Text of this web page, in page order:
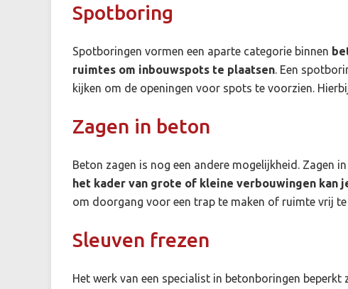
Spotboring
Spotboringen vormen een aparte categorie binnen
ruimtes om inbouwspots te plaatsen. Een
kijken om de openingen voor spots te voorzien.
Zagen in beton
Beton zagen is nog een andere mogelijkheid. Zagen
het kader van grote of kleine verbouwingen kan
om doorgang voor een trap te maken of ruimte vrij
Sleuven frezen
Het werk van een specialist in betonboringen